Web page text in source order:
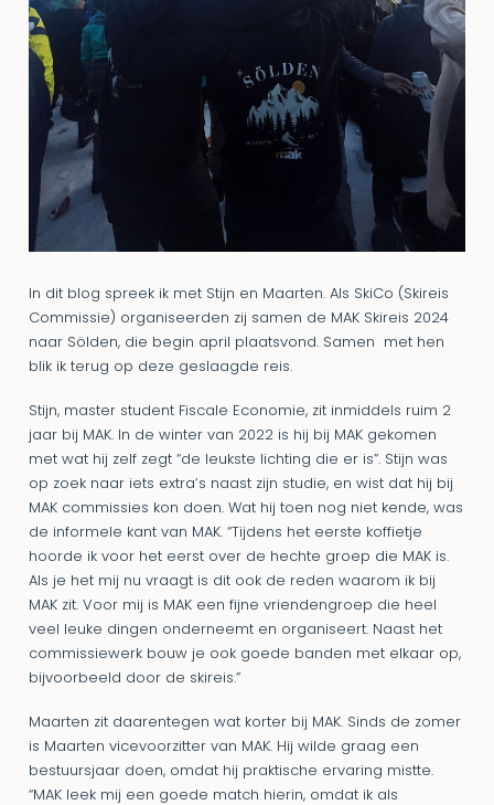
In dit blog spreek ik met Stijn en Maarten. Als SkiCo (Skireis
Commissie) organiseerden zij samen de MAK Skireis 2024
naar Sölden, die begin april plaatsvond. Samen met hen
blik ik terug op deze geslaagde reis.
Stijn, master student Fiscale Economie, zit inmiddels ruim 2
jaar bij MAK. In de winter van 2022 is hij bij MAK gekomen
met wat hij zelf zegt “de leukste lichting die er is”. Stijn was
op zoek naar iets extra’s naast zijn studie, en wist dat hij bij
MAK commissies kon doen. Wat hij toen nog niet kende, was
de informele kant van MAK. “Tijdens het eerste koffietje
hoorde ik voor het eerst over de hechte groep die MAK is.
Als je het mij nu vraagt is dit ook de reden waarom ik bij
MAK zit. Voor mij is MAK een fijne vriendengroep die heel
veel leuke dingen onderneemt en organiseert. Naast het
commissiewerk bouw je ook goede banden met elkaar op,
bijvoorbeeld door de skireis.”
Maarten zit daarentegen wat korter bij MAK. Sinds de zomer
is Maarten vicevoorzitter van MAK. Hij wilde graag een
bestuursjaar doen, omdat hij praktische ervaring mistte.
“MAK leek mij een goede match hierin, omdat ik als